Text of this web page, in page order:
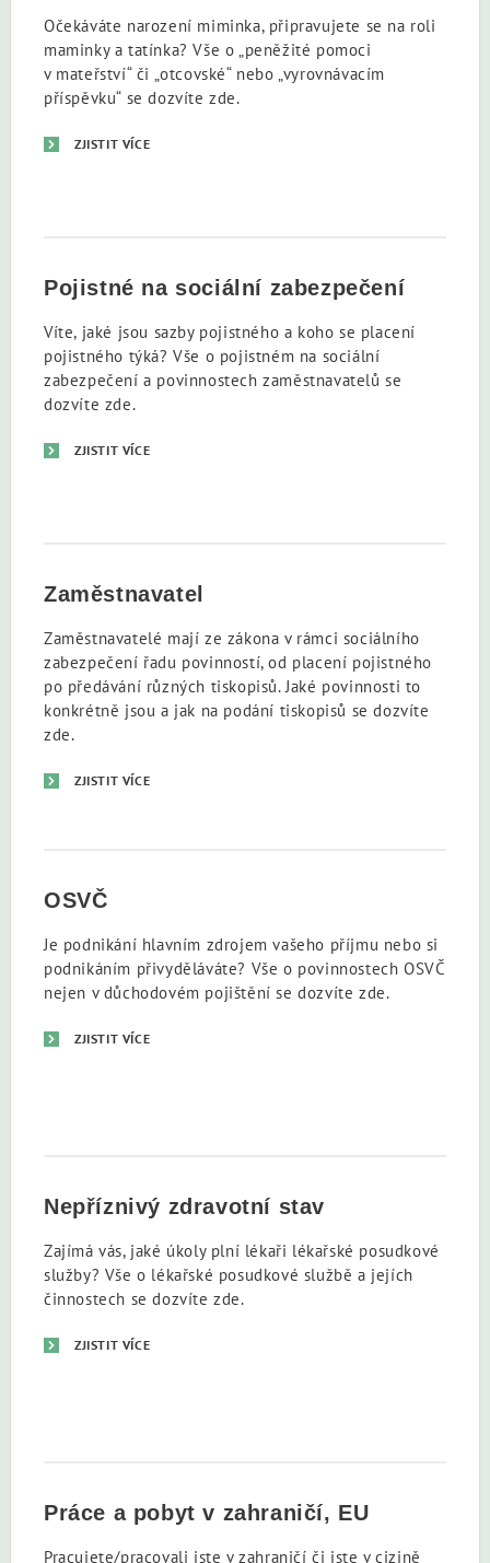
Očekáváte narození miminka, připravujete se na roli
maminky a tatínka? Vše o „peněžité pomoci
v mateřství“ či „otcovské“ nebo „vyrovnávacím
příspěvku“ se dozvíte zde.
ZJISTIT VÍCE
Pojistné na sociální zabezpečení
Víte, jaké jsou sazby pojistného a koho se placení
pojistného týká? Vše o pojistném na sociální
zabezpečení a povinnostech zaměstnavatelů se
dozvíte zde.
ZJISTIT VÍCE
Zaměstnavatel
Zaměstnavatelé mají ze zákona v rámci sociálního
zabezpečení řadu povinností, od placení pojistného
po předávání různých tiskopisů. Jaké povinnosti to
konkrétně jsou a jak na podání tiskopisů se dozvíte
zde.
ZJISTIT VÍCE
OSVČ
Je podnikání hlavním zdrojem vašeho příjmu nebo si
podnikáním přivyděláváte? Vše o povinnostech OSVČ
nejen v důchodovém pojištění se dozvíte zde.
ZJISTIT VÍCE
Nepříznivý zdravotní stav
Zajímá vás, jaké úkoly plní lékaři lékařské posudkové
služby? Vše o lékařské posudkové službě a jejích
činnostech se dozvíte zde.
ZJISTIT VÍCE
Práce a pobyt v zahraničí, EU
Pracujete/pracovali jste v zahraničí či jste v cizině